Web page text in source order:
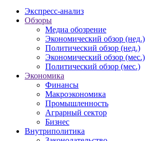
Экспресс-анализ
Обзоры
Медиа обозрение
Экономический обзор (нед.)
Политический обзор (нед.)
Экономический обзор (мес.)
Политический обзор (мес.)
Экономика
Финансы
Макроэкономика
Промышленность
Аграрный сектор
Бизнес
Внутриполитика